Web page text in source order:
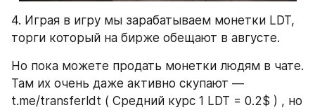
4. Играя в игру мы зарабатываем монетки LDT,
торги который на бирже обещают в августе.
Но пока можете продать монетки людям в чате.
Там их очень даже активно скупают —
t.me/transferldt ( Средний курс 1 LDT = 0.2$ ) , но